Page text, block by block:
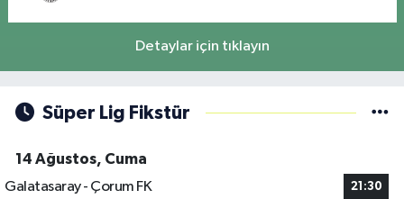
Detaylar için tıklayın
Süper Lig Fikstür
14 Ağustos, Cuma
Galatasaray - Çorum FK
21:30